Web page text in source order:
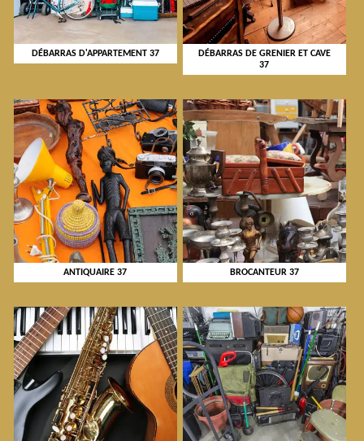
DÉBARRAS D'APPARTEMENT 37
DÉBARRAS DE GRENIER ET CAVE
37
ANTIQUAIRE 37 BROCANTEUR 37